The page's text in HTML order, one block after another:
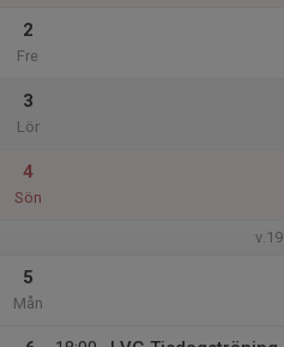
2
Fre
3
Lör
4
Sön
v.19
5
Mån